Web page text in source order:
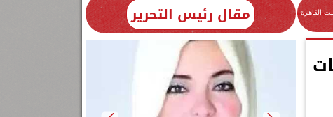
القاهرة مقال رئيس التحرير